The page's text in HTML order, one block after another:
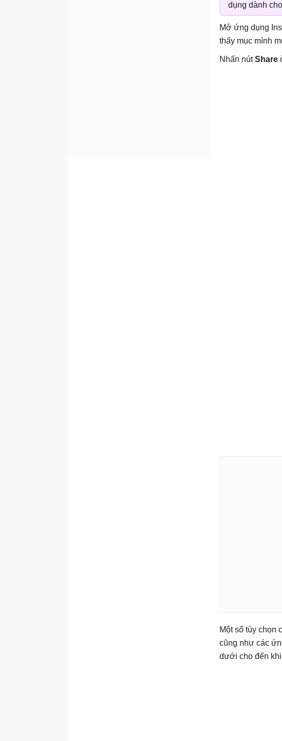
dụng dành
Mở ứng dụng
thấy mục mình
Nhấn nútShare
Một số tùy chọn
cũng như các
dưới cho đến